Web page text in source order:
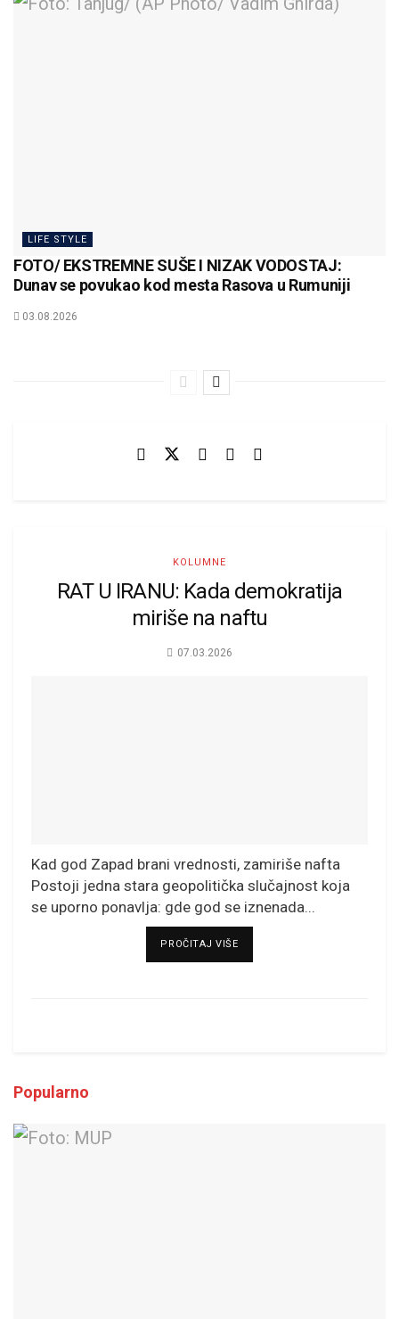
LIFE STYLE
FOTO/ EKSTREMNE SUŠE I NIZAK VODOSTAJ:
Dunav se povukao kod mesta Rasova u Rumuniji
03.08.2026
KOLUMNE
RAT U IRANU: Kada demokratija
miriše na naftu
07.03.2026
Kad god Zapad brani vrednosti, zamiriše nafta
Postoji jedna stara geopolitička slučajnost koja
se uporno ponavlja: gde god se iznenada...
PROČITAJ VIŠEDETAILS
Popularno